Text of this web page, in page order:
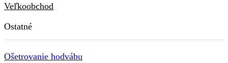
Veľkoobchod
Ostatné
Ošetrovanie hodvábu